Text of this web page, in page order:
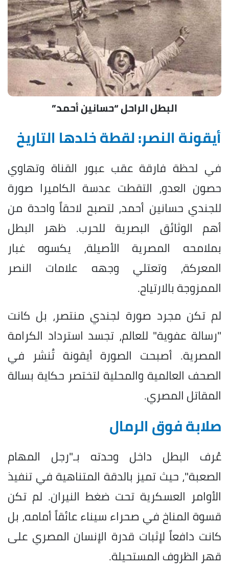
البطل الراحل “حسانين أحمد”
أيقونة النصر: لقطة خلدها التاريخ
في لحظة فارقة عقب عبور القناة وتهاوي
حصون العدو، التقطت عدسة الكاميرا صورة
للجندي حسانين أحمد، لتصبح لاحقاً واحدة من
أهم الوثائق البصرية للحرب. ظهر البطل
بملامحه المصرية الأصيلة، يكسوه غبار
المعركة، وتعتلي وجهه علامات النصر
الممزوجة بالارتياح.
لم تكن مجرد صورة لجندي منتصر، بل كانت
"رسالة عفوية" للعالم، تجسد استرداد الكرامة
المصرية. أصبحت الصورة أيقونة تُنشر في
الصحف العالمية والمحلية لتختصر حكاية بسالة
المقاتل المصري.
صلابة فوق الرمال
عُرف البطل داخل وحدته بـ"رجل المهام
الصعبة"، حيث تميز بالدقة المتناهية في تنفيذ
الأوامر العسكرية تحت ضغط النيران. لم تكن
قسوة المناخ في صحراء سيناء عائقاً أمامه، بل
كانت دافعاً لإثبات قدرة الإنسان المصري على
قهر الظروف المستحيلة.